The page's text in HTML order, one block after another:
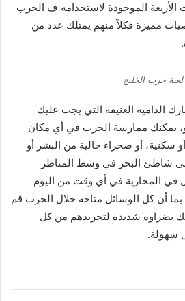
الأربعة الموجودة لاستخدامه ف الحرب
مميزة فكلاً منهم يمتلك عدد من
لعبة حرب الخليج
الدامية العنيفة التي يجب عليك
يمكنك ممارسة الحرب في أي مكان
سكنية، أو صحراء خالية من البشر أو
شاطئ البحر في وسط المناظر
في المحارية في أي وقت من اليوم
أن كل الوسائل متاحة خلال الحرب قم
بضراوة شديدة لتجريدهم من كل
سهولة.